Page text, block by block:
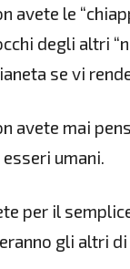
avete le
degli altri
se vi
avete mai
umani.
per il
gli altri